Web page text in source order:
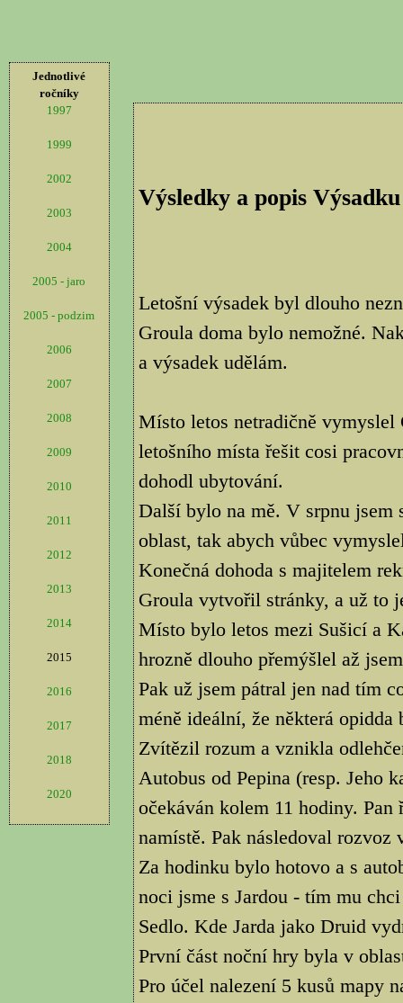
Jednotlivé
ročníky
1997
1999
2002
2003
2004
2005 - jaro
2005 - podzim
2006
2007
2008
2009
2010
2011
2012
2013
2014
2015
2016
2017
2018
2020
Výsledky a popis Výsadku
Letošní výsadek byl dlouho
Groula doma bylo nemožné.
a výsadek udělám.
Místo letos netradičně
letošního místa řešit cosi
dohodl ubytování.
Další bylo na mě. V srpnu jsem
oblast, tak abych vůbec
Konečná dohoda s majitelem
Groula vytvořil stránky, a už to
Místo bylo letos mezi Sušicí a
hrozně dlouho přemýšlel až
Pak už jsem pátral jen nad tím
méně ideální, že některá
Zvítězil rozum a vznikla
Autobus od Pepina (resp. Jeho
očekáván kolem 11 hodiny.
namístě. Pak následoval
Za hodinku bylo hotovo a s
noci jsme s Jardou - tím mu
Sedlo. Kde Jarda jako Druid
První část noční hry byla v
Pro účel nalezení 5 kusů mapy